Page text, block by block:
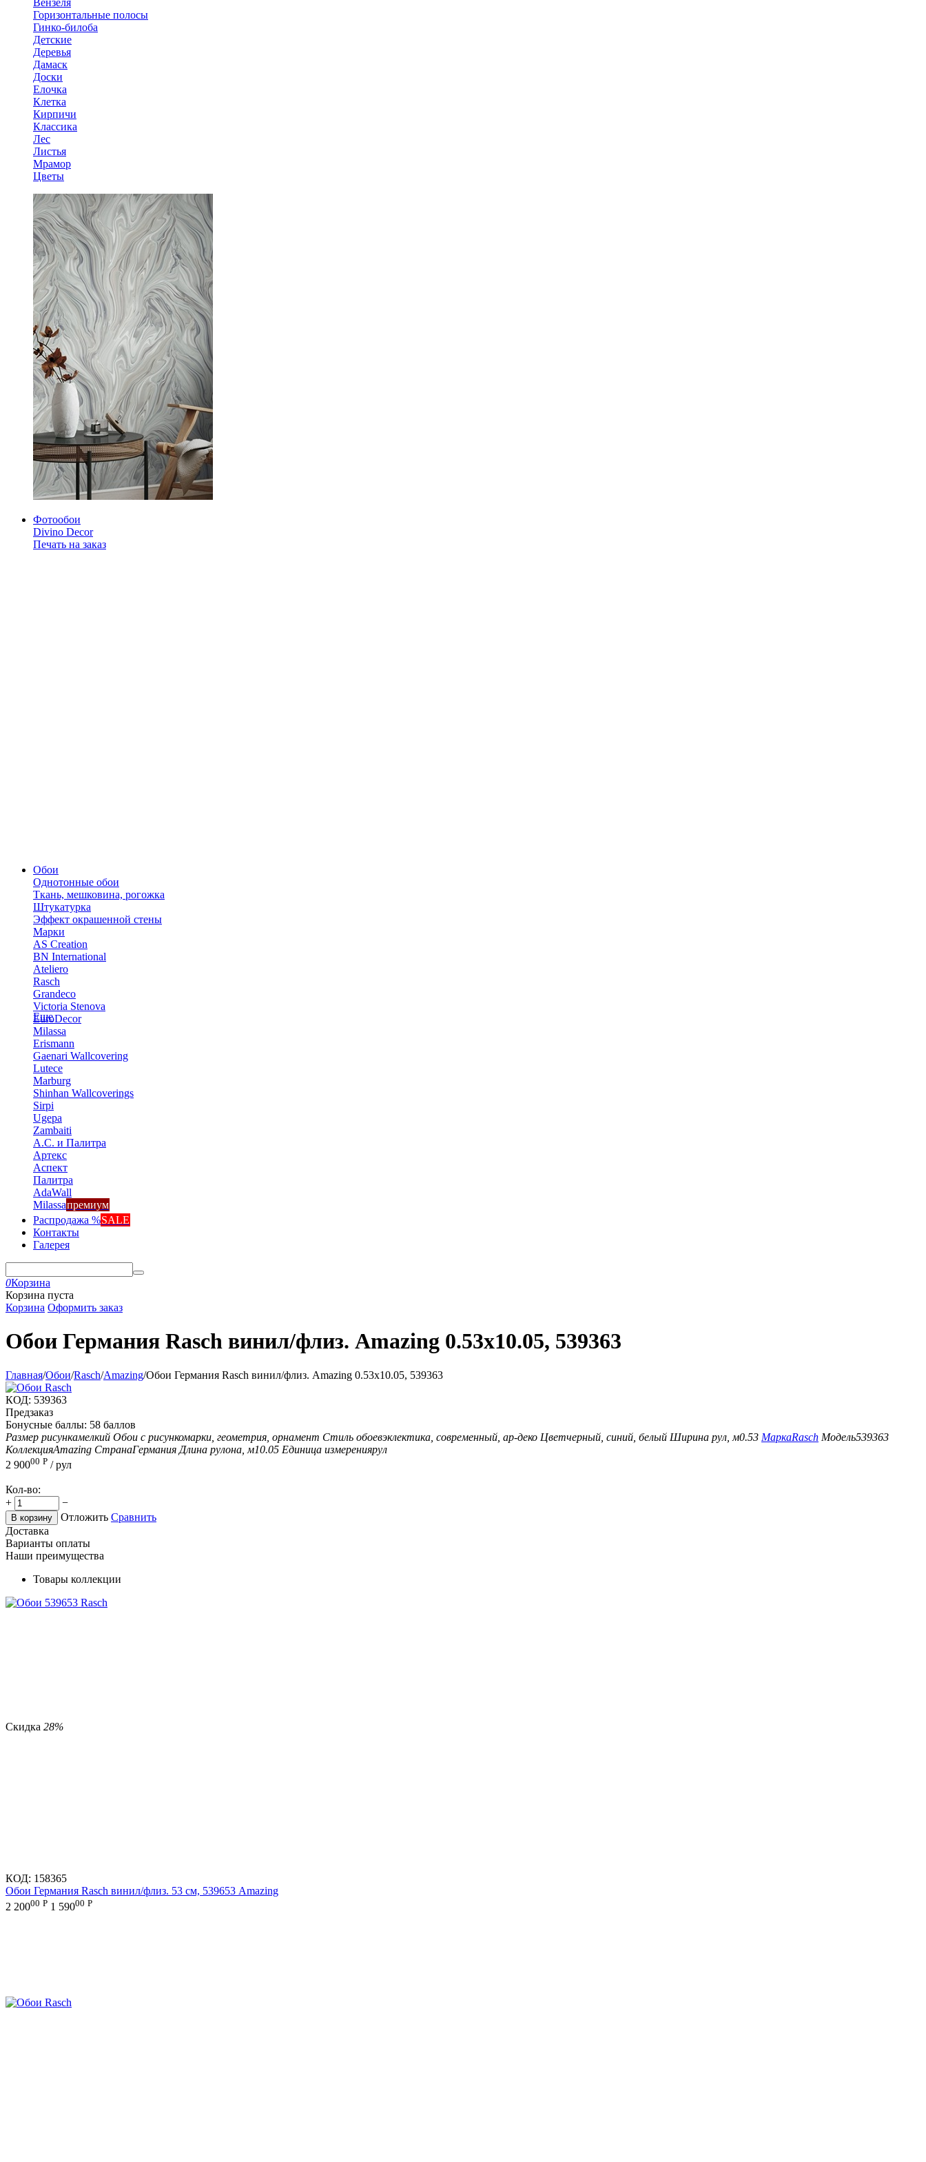
Вензеля
Горизонтальные полосы
Гинко-билоба
Детские
Деревья
Дамаск
Доски
Елочка
Клетка
Кирпичи
Классика
Лес
Листья
Мрамор
Цветы
Фотообои
Divino Decor
Печать на заказ
Обои
Однотонные обои
Ткань, мешковина, рогожка
Штукатурка
Эффект окрашенной стены
Марки
AS Creation
BN International
Ateliero
Rasch
Grandeco
Victoria Stenova
EuroDecor
Milassa
Erismann
Gaenari Wallcovering
Lutece
Marburg
Shinhan Wallcoverings
Sirpi
Ugepa
Zambaiti
А.С. и Палитра
Артекс
Аспект
Палитра
AdaWall
Milassaпремиум
Еще
Распродажа %SALE
Контакты
Галерея
0Корзина
Корзина пуста
Корзина Оформить заказ
Обои Германия Rasch винил/флиз. Amazing 0.53x10.05, 539363
Главная/Обои/Rasch/Amazing/Обои Германия Rasch винил/флиз. Amazing 0.53x10.05, 539363
КОД: 539363
Предзаказ
Бонусные баллы: 58 баллов
Размер рисункамелкий Обои с рисункомарки, геометрия, орнамент Стиль обоевэклектика, современный, ар-деко Цветчерный, синий, белый Ширина рул, м0.53 МаркаRasch Модель539363
КоллекцияAmazing СтранаГермания Длина рулона, м10.05 Единица измерениярул
2 90000 Р / рул
Кол-во:
+
−
В корзину Отложить Сравнить
Доставка
Варианты оплаты
Наши преимущества
Товары коллекции
Скидка 28%
КОД: 158365
Обои Германия Rasch винил/флиз. 53 см, 539653 Amazing
2 20000 Р 1 59000 Р